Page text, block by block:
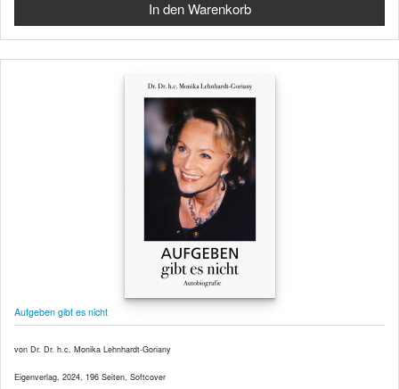
Aufgeben gibt es nicht
von Dr. Dr. h.c. Monika Lehnhardt-Goriany
Eigenverlag, 2024, 196 Seiten, Softcover